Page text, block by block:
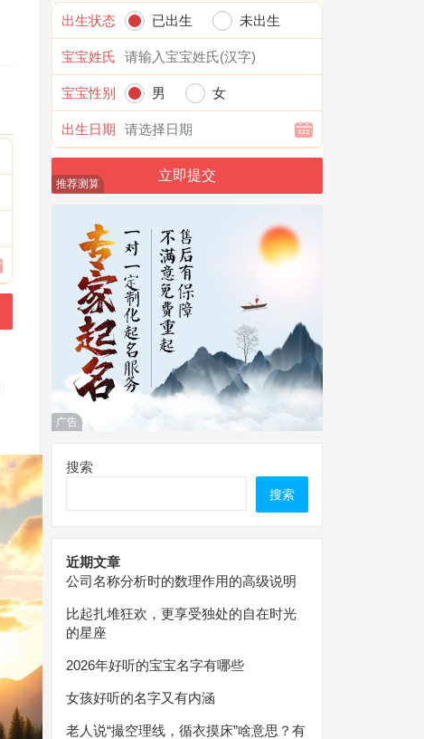
出生状态 已出生 未出生
宝宝姓氏
宝宝性别 男 女
出生日期
推荐测算
广告
搜索
搜索
近期文章
公司名称分析时的数理作用的高级说明
比起扎堆狂欢，更享受独处的自在时光
的星座
2026年好听的宝宝名字有哪些
女孩好听的名字又有内涵
老人说“撮空理线，循衣摸床”啥意思？有